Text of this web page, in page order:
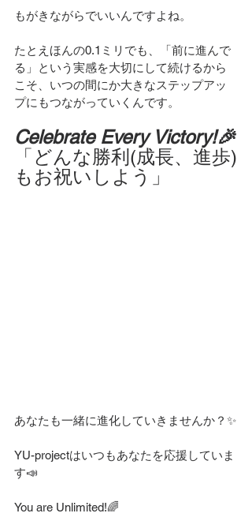
もがきながらでいいんですよね。
たとえほんの0.1ミリでも、「前に進んで
る」という実感を大切にして続けるから
こそ、いつの間にか大きなステップアッ
プにもつながっていくんです。
Celebrate Every Victory!🎉
「どんな勝利(成長、進歩)
もお祝いしよう」
あなたも一緒に進化していきませんか？✨
YU-projectはいつもあなたを応援していま
す📣
You are Unlimited!🌈